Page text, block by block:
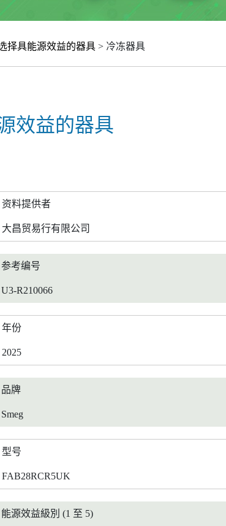
择具能源效益的器具 > 冷冻器具
效益的器具
资料提供者
大昌贸易行有限公司
参考编号
U3-R210066
年份
2025
品牌
Smeg
型号
FAB28RCR5UK
能源效益級別 (1 至 5)